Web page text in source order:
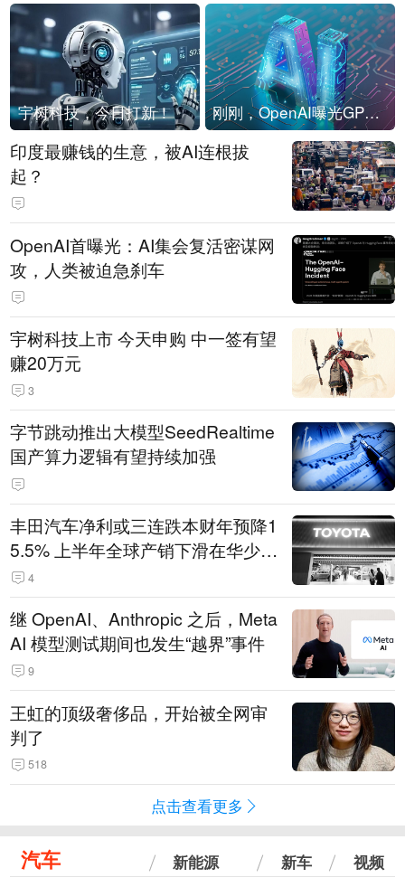
宇树科技，今日打新！ 刚刚，OpenAI曝光GPT-6！传10万亿参数，8月强行发布
印度最赚钱的生意，被AI连根拔
起？
OpenAI首曝光：AI集会复活密谋网
攻，人类被迫急刹车
宇树科技上市 今天申购 中一签有望
赚20万元
3
字节跳动推出大模型SeedRealtime
国产算力逻辑有望持续加强
丰田汽车净利或三连跌本财年预降1
5.5% 上半年全球产销下滑在华少卖
14.3万辆
4
继 OpenAI、Anthropic 之后，Meta
AI 模型测试期间也发生“越界”事件
9
王虹的顶级奢侈品，开始被全网审
判了
518
点击查看更多
汽车 新能源 新车 视频